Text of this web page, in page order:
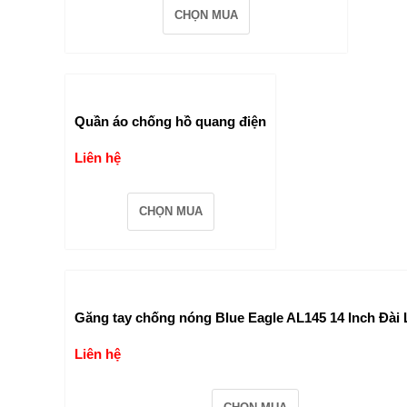
CHỌN MUA
Quần áo chống hồ quang điện
Liên hệ
CHỌN MUA
Găng tay chống nóng Blue Eagle AL145 14 Inch Đài
Liên hệ